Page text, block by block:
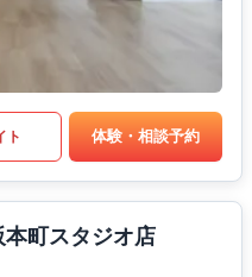
ト 体験・相談予約
町スタジオ店